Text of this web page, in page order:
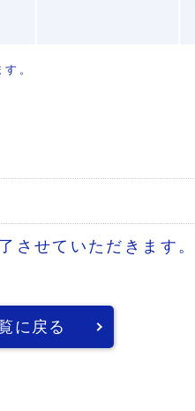
。
させていただきます。
に戻る